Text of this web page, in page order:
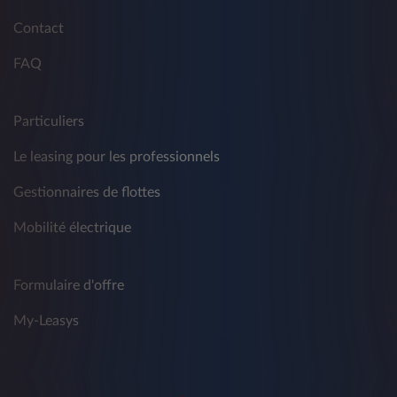
Contact
FAQ
Particuliers
Le leasing pour les professionnels
Gestionnaires de flottes
Mobilité électrique
Formulaire d'offre
My-Leasys